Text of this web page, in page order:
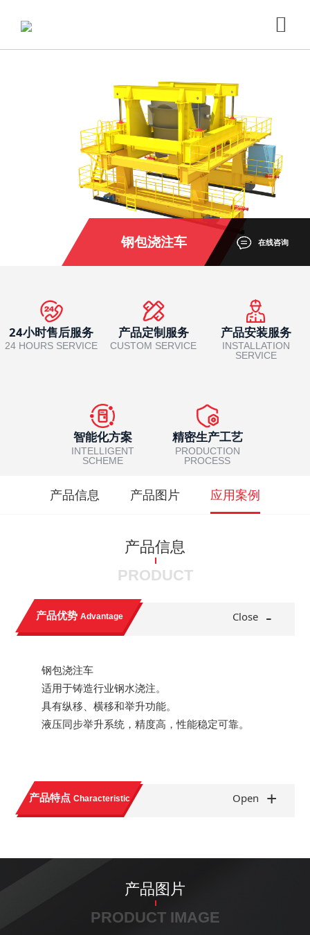
钢包浇注车 在线咨询
24小时售后服务
24 HOURS SERVICE
产品定制服务
CUSTOM SERVICE
产品安装服务
INSTALLATION
SERVICE
智能化方案
INTELLIGENT
SCHEME
精密生产工艺
PRODUCTION
PROCESS
产品信息 产品图片 应用案例
产品信息
PRODUCT
产品优势Advantage Close -
钢包浇注车
适用于铸造行业钢水浇注。
具有纵移、横移和举升功能。
液压同步举升系统，精度高，性能稳定可靠。
产品特点Characteristic Open +
产品图片
PRODUCT IMAGE